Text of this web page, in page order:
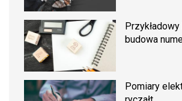
Przykładowy
budowa
Pomiary